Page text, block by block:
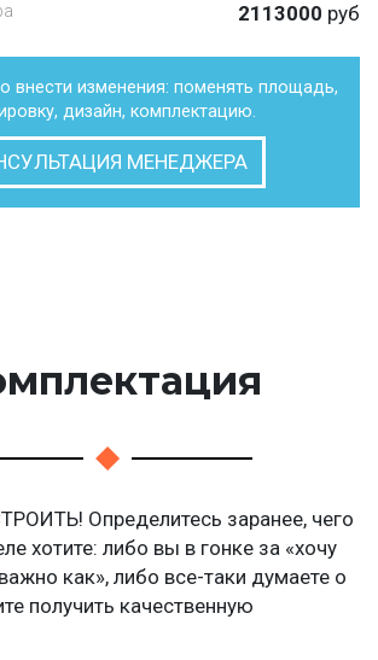
2113000 руб
внести изменения: поменять площадь,
дизайн, комплектацию.
МЕНЕДЖЕРА
Определитесь заранее, чего
хотите: либо вы в гонке за «хочу
как», либо все-таки думаете о
получить качественную